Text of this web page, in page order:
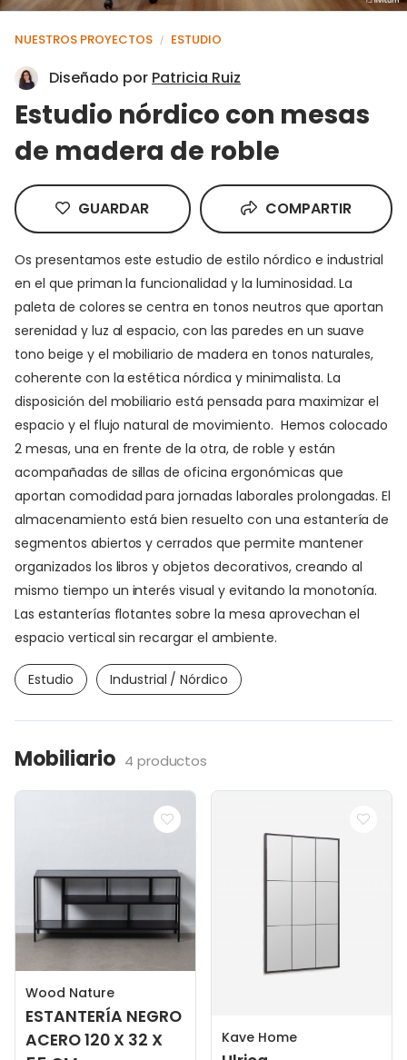
NUESTROS PROYECTOS / ESTUDIO
Diseñado por Patricia Ruiz
Estudio nórdico con mesas
de madera de roble
GUARDAR COMPARTIR
Os presentamos este estudio de estilo nórdico e industrial
en el que priman la funcionalidad y la luminosidad. La
paleta de colores se centra en tonos neutros que aportan
serenidad y luz al espacio, con las paredes en un suave
tono beige y el mobiliario de madera en tonos naturales,
coherente con la estética nórdica y minimalista. La
disposición del mobiliario está pensada para maximizar el
espacio y el flujo natural de movimiento. Hemos colocado
2 mesas, una en frente de la otra, de roble y están
acompañadas de sillas de oficina ergonómicas que
aportan comodidad para jornadas laborales prolongadas. El
almacenamiento está bien resuelto con una estantería de
segmentos abiertos y cerrados que permite mantener
organizados los libros y objetos decorativos, creando al
mismo tiempo un interés visual y evitando la monotonía.
Las estanterías flotantes sobre la mesa aprovechan el
espacio vertical sin recargar el ambiente.
Estudio Industrial / Nórdico
Mobiliario 4 productos
Wood Nature
ESTANTERÍA NEGRO
ACERO 120 X 32 X
Kave Home